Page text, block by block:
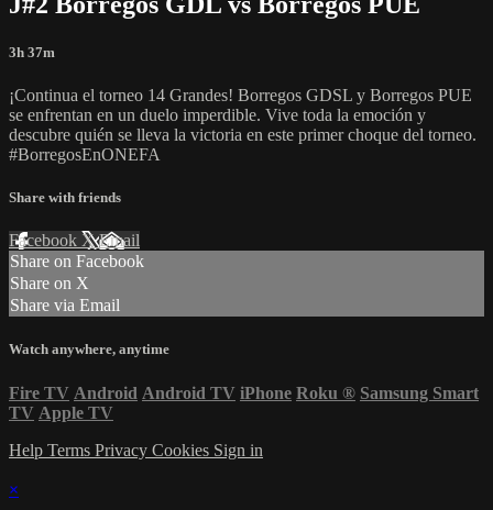
3h 37m
¡Continua el torneo 14 Grandes! Borregos GDSL y Borregos PUE
se enfrentan en un duelo imperdible. Vive toda la emoción y
descubre quién se lleva la victoria en este primer choque del torneo.
#BorregosEnONEFA
Share with friends
Facebook XEmail
Share on Facebook
Share on X
Share via Email
Watch anywhere, anytime
Fire TV Android Android TV iPhone Roku ® Samsung Smart
TV Apple TV
Help Terms Privacy Cookies Sign in
×